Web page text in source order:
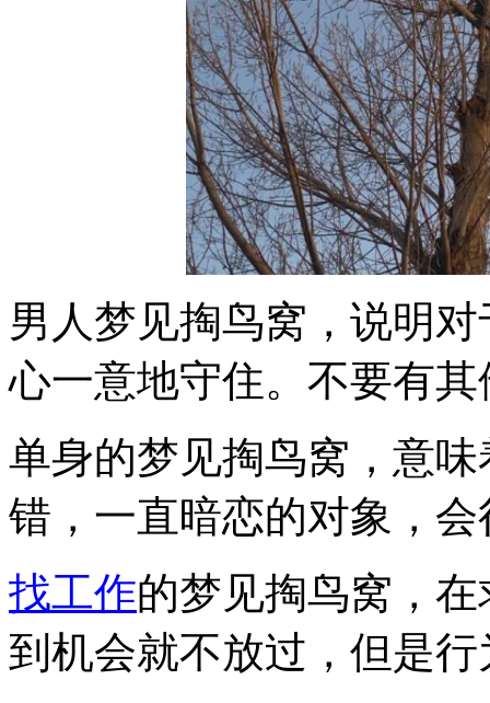
男人梦见掏鸟窝，说明
心一意地守住。不要有
单身的梦见掏鸟窝，意
错，一直暗恋的对象，
找工作的梦见掏鸟窝，
到机会就不放过，但是